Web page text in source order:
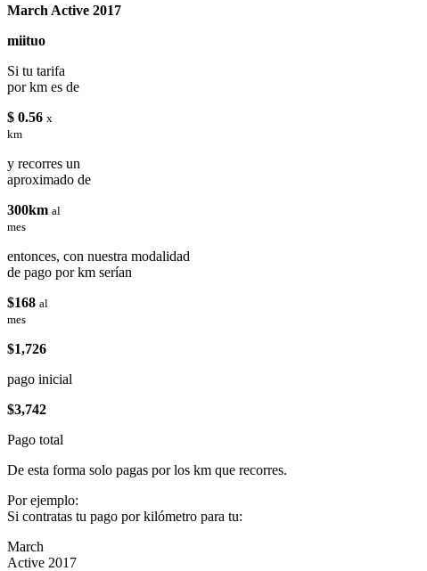
March Active 2017
miituo
Si tu tarifa
por km es de
$ 0.56 x
km
y recorres un
aproximado de
300km al
mes
entonces, con nuestra modalidad
de pago por km serían
$168 al
mes
$1,726
pago inicial
$3,742
Pago total
De esta forma solo pagas por los km que recorres.
Por ejemplo:
Si contratas tu pago por kilómetro para tu:
March
Active 2017